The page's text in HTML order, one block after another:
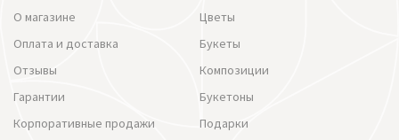
О магазине
Оплата и доставка
Отзывы
Гарантии
Корпоративные продажи
Цветы
Букеты
Композиции
Букетоны
Подарки